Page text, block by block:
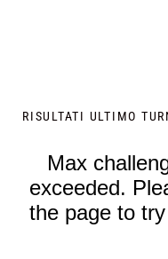
RISULTATI ULTIMO